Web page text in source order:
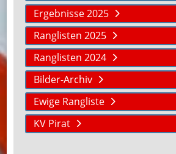
Ergebnisse 2025
Ranglisten 2025
Ranglisten 2024
Bilder-Archiv
Ewige Rangliste
KV Pirat